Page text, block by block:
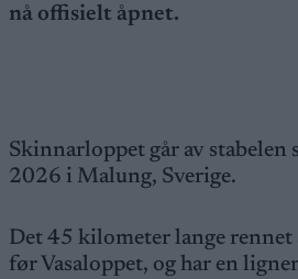
nå offisielt åpnet.
Skinnarloppet går av stabelen
2026 i Malung, Sverige.
Det 45 kilometer lange rennet
før Vasaloppet, og har en